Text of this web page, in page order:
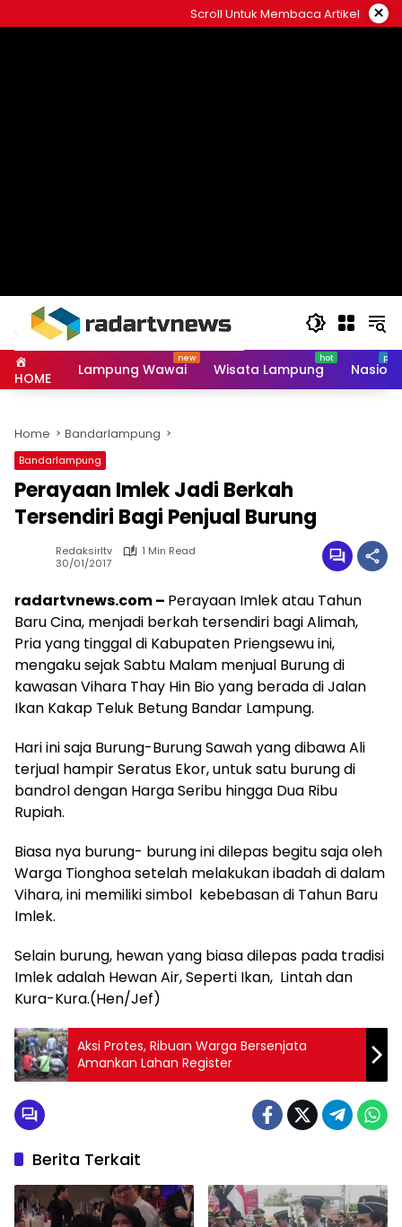
to
Scroll Untuk Membaca Artikel ×
HOME Lampung Wawai Wisata Lampung
Home Bandarlampung
Bandarlampung
Perayaan Imlek Jadi Berkah
Tersendiri Bagi Penjual Burung
Redaksirltv
1 Min Read
30/01/2017
radartvnews.com – Perayaan Imlek atau Tahun
Baru Cina, menjadi berkah tersendiri bagi Alimah,
Pria yang tinggal di Kabupaten Priengsewu ini,
mengaku sejak Sabtu Malam menjual Burung di
kawasan Vihara Thay Hin Bio yang berada di Jalan
Ikan Kakap Teluk Betung Bandar Lampung.
Hari ini saja Burung-Burung Sawah yang dibawa Ali
terjual hampir Seratus Ekor, untuk satu burung di
bandrol dengan Harga Seribu hingga Dua Ribu
Rupiah.
Biasa nya burung- burung ini dilepas begitu saja oleh
Warga Tionghoa setelah melakukan ibadah di dalam
Vihara, ini memiliki simbol kebebasan di Tahun Baru
Imlek.
Selain burung, hewan yang biasa dilepas pada tradisi
Imlek adalah Hewan Air, Seperti Ikan, Lintah dan
Kura-Kura.(Hen/Jef)
Aksi Protes, Ribuan Warga Bersenjata
Amankan Lahan Register
Berita Terkait